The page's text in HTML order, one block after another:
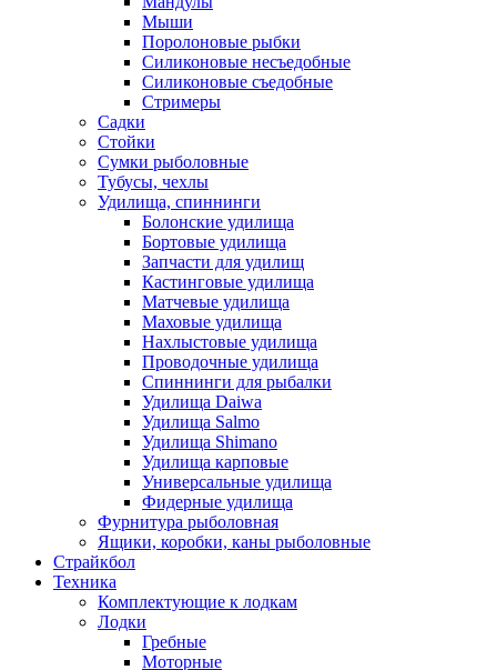
Мыши
Поролоновые рыбки
Силиконовые несъедобные
Силиконовые съедобные
Стримеры
Садки
Стойки
Сумки рыболовные
Тубусы, чехлы
Удилища, спиннинги
Болонские удилища
Бортовые удилища
Запчасти для удилищ
Кастинговые удилища
Матчевые удилища
Маховые удилища
Нахлыстовые удилища
Проводочные удилища
Спиннинги для рыбалки
Удилища Daiwa
Удилища Salmo
Удилища Shimano
Удилища карповые
Универсальные удилища
Фидерные удилища
Фурнитура рыболовная
Ящики, коробки, каны рыболовные
Страйкбол
Техника
Комплектующие к лодкам
Лодки
Гребные
Моторные